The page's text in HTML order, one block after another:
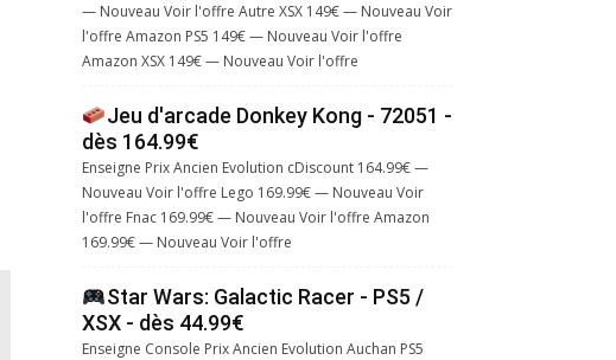
— Nouveau Voir l'offre Autre XSX 149€ — Nouveau Voir
l'offre Amazon PS5 149€ — Nouveau Voir l'offre
Amazon XSX 149€ — Nouveau Voir l'offre
Jeu d'arcade Donkey Kong - 72051 -
dès 164.99€
Enseigne Prix Ancien Evolution cDiscount 164.99€ —
Nouveau Voir l'offre Lego 169.99€ — Nouveau Voir
l'offre Fnac 169.99€ — Nouveau Voir l'offre Amazon
169.99€ — Nouveau Voir l'offre
Star Wars: Galactic Racer - PS5 /
XSX - dès 44.99€
Enseigne Console Prix Ancien Evolution Auchan PS5